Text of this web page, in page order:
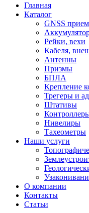
Главная
Каталог
GNSS
Рейки, вехи
Кабеля,
Антенны
Призмы
БПЛА
Крепление
Трегеры и
Штативы
Нивелиры
Тахеометры
Наши услуги
О компании
Контакты
Статьи